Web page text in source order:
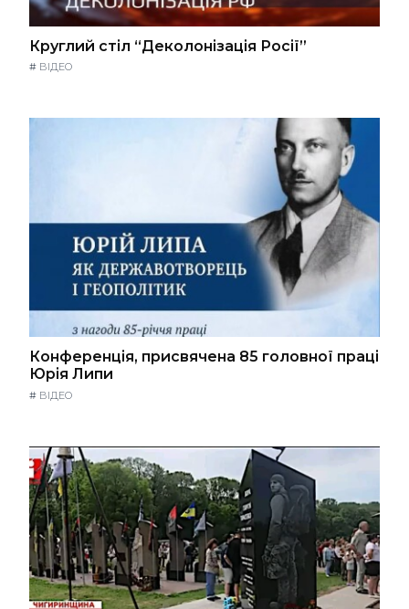
Круглий стіл “Деколонізація Росії”
# ВІДЕО
Конференція, присвячена 85 головної праці
Юрія Липи
# ВІДЕО